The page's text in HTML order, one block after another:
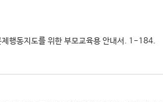
동지도를 위한 부모교육용 안내서. 1-184.